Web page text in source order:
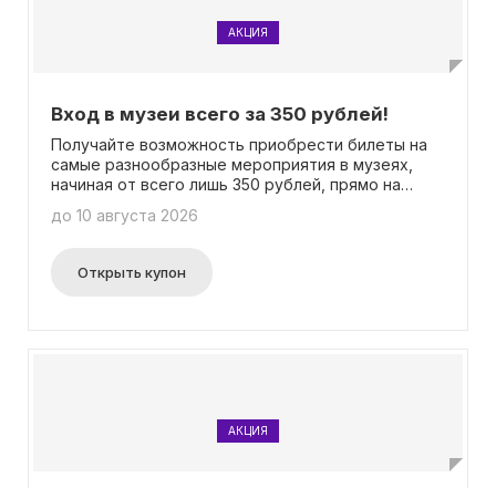
АКЦИЯ
Вход в музеи всего за 350 рублей!
Получайте возможность приобрести билеты на
самые разнообразные мероприятия в музеях,
начиная от всего лишь 350 рублей, прямо на
до 10 августа 2026
Открыть купон
АКЦИЯ